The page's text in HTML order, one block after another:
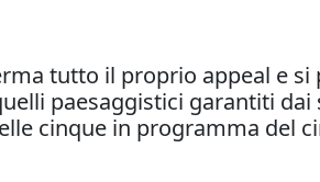
tutto il proprio appeal e
paesaggistici garantiti
cinque in programma